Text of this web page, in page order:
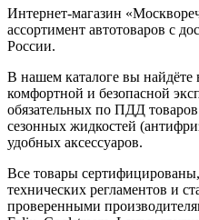
Интернет-магазин
ассортимент автотоваров с
России.
В нашем каталоге вы найдёте
комфортной и безопасной
обязательных по ПДД
сезонных жидкостей
удобных аксессуаров.
Все товары
технических регламентов и
проверенными